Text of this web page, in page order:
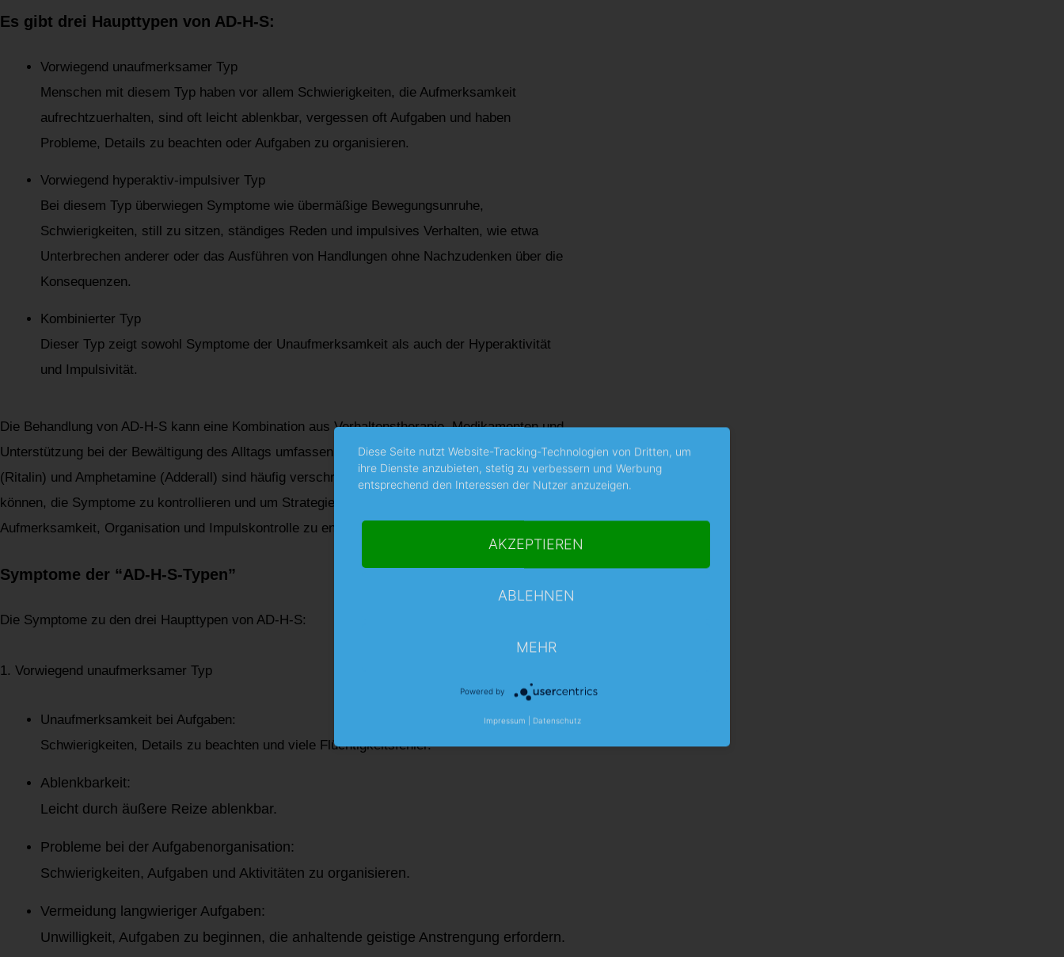
Es gibt drei Haupttypen von AD-H-S:
Vorwiegend unaufmerksamer Typ
Menschen mit diesem Typ haben vor allem Schwierigkeiten, die Aufmerksamkeit
aufrechtzuerhalten, sind oft leicht ablenkbar, vergessen oft Aufgaben und haben
Probleme, Details zu beachten oder Aufgaben zu organisieren.
Vorwiegend hyperaktiv-impulsiver Typ
Bei diesem Typ überwiegen Symptome wie übermäßige Bewegungsunruhe,
Schwierigkeiten, still zu sitzen, ständiges Reden und impulsives Verhalten, wie etwa
Unterbrechen anderer oder das Ausführen von Handlungen ohne Nachzudenken über die
Konsequenzen.
Kombinierter Typ
Dieser Typ zeigt sowohl Symptome der Unaufmerksamkeit als auch der Hyperaktivität
und Impulsivität.
Die Behandlung von AD-H-S kann eine Kombination aus Verhaltenstherapie, Medikamenten und
Unterstützung bei der Bewältigung des Alltags umfassen. Stimulanzien wie Methylphenidat
(Ritalin) und Amphetamine (Adderall) sind häufig verschriebene Medikamente, die helfen
können, die Symptome zu kontrollieren und um Strategien zur Verbesserung der
Aufmerksamkeit, Organisation und Impulskontrolle zu entwickeln.
Symptome der “AD-H-S-Typen”
Die Symptome zu den drei Haupttypen von AD-H-S:
1. Vorwiegend unaufmerksamer Typ
Unaufmerksamkeit bei Aufgaben:
Schwierigkeiten, Details zu beachten und viele Flüchtigkeitsfehler.
Ablenkbarkeit:
Leicht durch äußere Reize ablenkbar.
Probleme bei der Aufgabenorganisation:
Schwierigkeiten, Aufgaben und Aktivitäten zu organisieren.
Vermeidung langwieriger Aufgaben:
Unwilligkeit, Aufgaben zu beginnen, die anhaltende geistige Anstrengung erfordern.
Diese Seite nutzt Website-Tracking-Technologien von Dritten, um
ihre Dienste anzubieten, stetig zu verbessern und Werbung
entsprechend den Interessen der Nutzer anzuzeigen.
AKZEPTIEREN
ABLEHNEN
MEHR
Powered by
Impressum Datenschutz